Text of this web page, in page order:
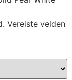
Vereiste velden